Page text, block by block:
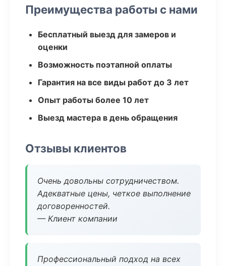
Преимущества работы с нами
Бесплатный выезд для замеров и
оценки
Возможность поэтапной оплаты
Гарантия на все виды работ до 3 лет
Опыт работы более 10 лет
Выезд мастера в день обращения
Отзывы клиентов
Очень довольны сотрудничеством.
Адекватные цены, четкое выполнение
договоренностей.
— Клиент компании
Профессиональный подход на всех